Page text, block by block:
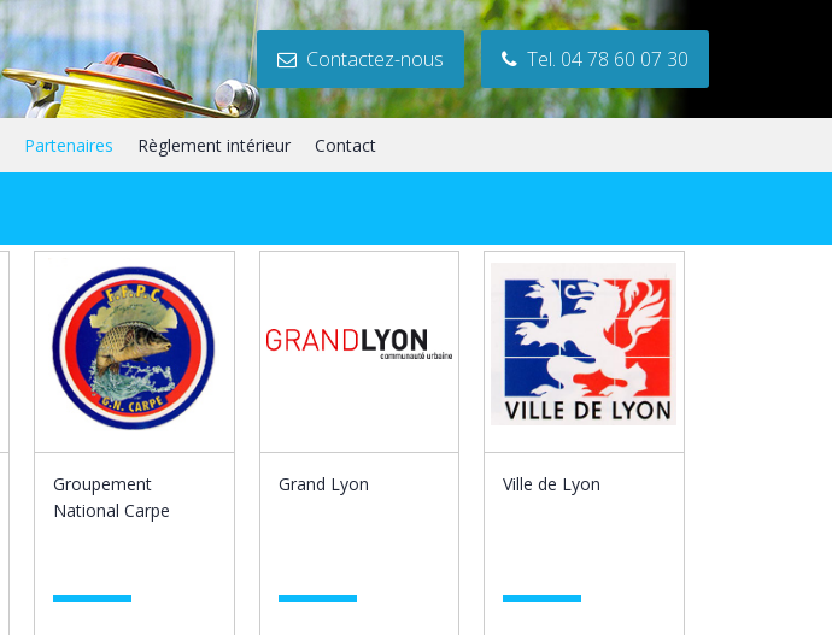
Contactez-nous Tel. 04 78 60 07 30
Partenaires Règlement intérieur Contact
Groupement
National Carpe
Grand Lyon Ville de Lyon